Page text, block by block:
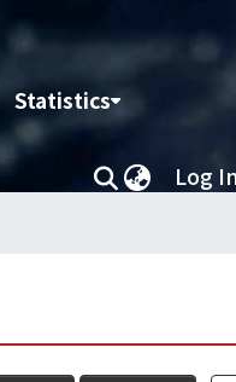
Statistics
Log In